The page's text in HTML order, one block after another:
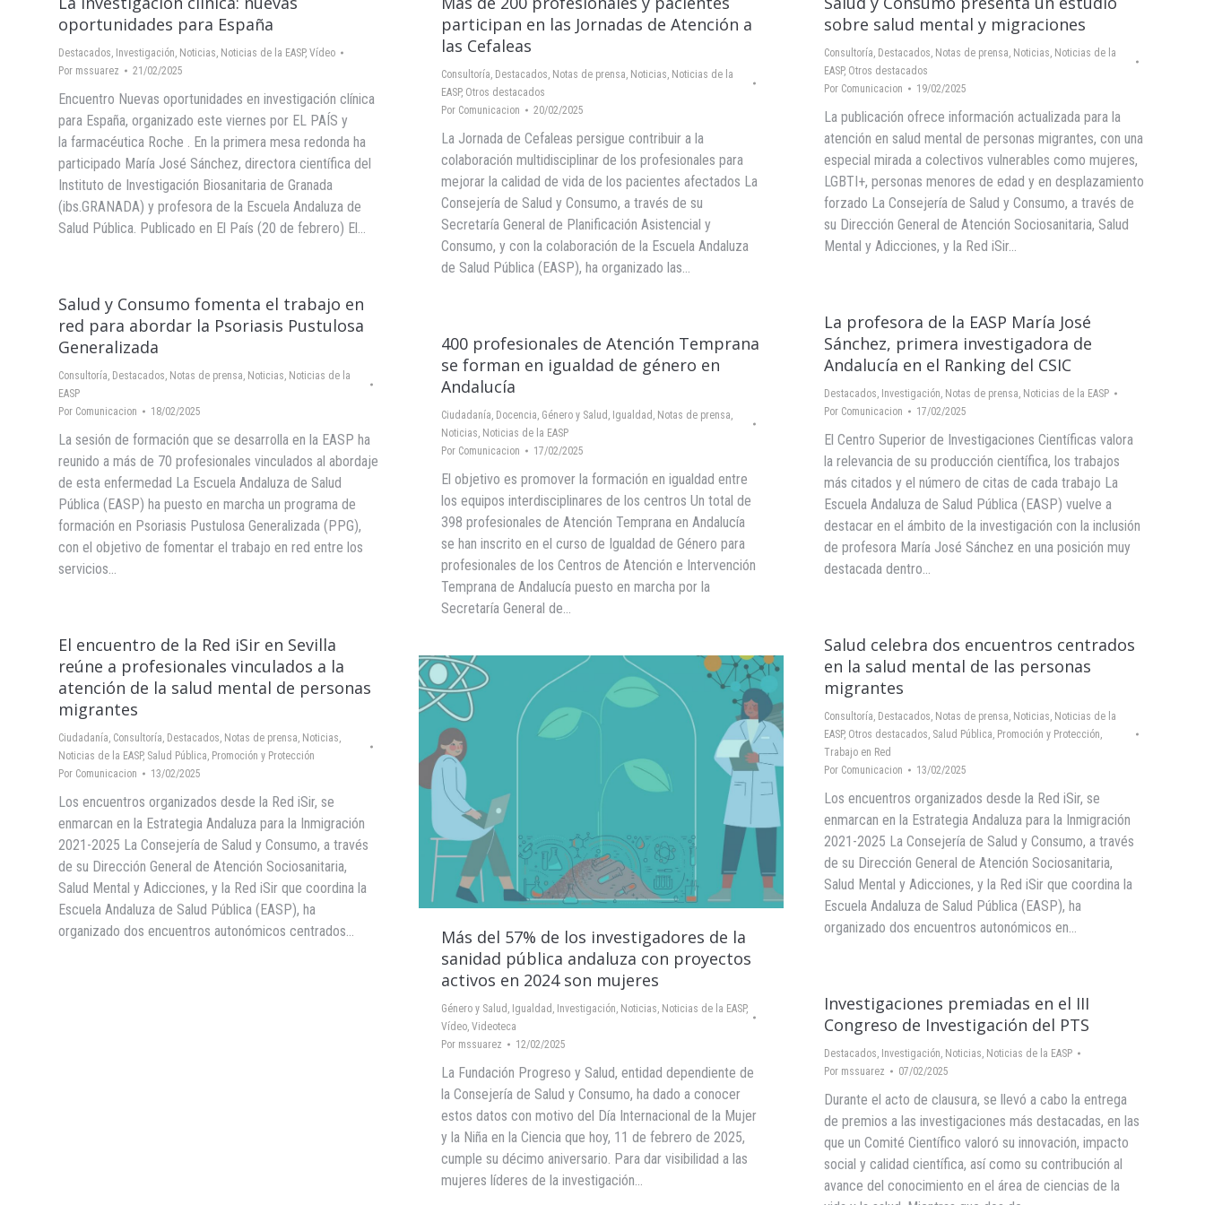
oportunidades para España
Destacados, Investigación, Noticias, Noticias de la EASP, Vídeo
Por mssuarez 21/02/2025
Encuentro Nuevas oportunidades en investigación clínica
para España, organizado este viernes por EL PAÍS y
la farmacéutica Roche . En la primera mesa redonda ha
participado María José Sánchez, directora científica del
Instituto de Investigación Biosanitaria de Granada
(ibs.GRANADA) y profesora de la Escuela Andaluza de
Salud Pública. Publicado en El País (20 de febrero) El…
participan en las Jornadas de Atención a
las Cefaleas
Consultoría, Destacados, Notas de prensa, Noticias, Noticias de la
EASP, Otros destacados
Por Comunicacion 20/02/2025
La Jornada de Cefaleas persigue contribuir a la
colaboración multidisciplinar de los profesionales para
mejorar la calidad de vida de los pacientes afectados La
Consejería de Salud y Consumo, a través de su
Secretaría General de Planificación Asistencial y
Consumo, y con la colaboración de la Escuela Andaluza
de Salud Pública (EASP), ha organizado las…
sobre salud mental y migraciones
Consultoría, Destacados, Notas de prensa, Noticias, Noticias de la
EASP, Otros destacados
Por Comunicacion 19/02/2025
La publicación ofrece información actualizada para la
atención en salud mental de personas migrantes, con una
especial mirada a colectivos vulnerables como mujeres,
LGBTI+, personas menores de edad y en desplazamiento
forzado La Consejería de Salud y Consumo, a través de
su Dirección General de Atención Sociosanitaria, Salud
Mental y Adicciones, y la Red iSir…
Salud y Consumo fomenta el trabajo en
red para abordar la Psoriasis Pustulosa
Generalizada
Consultoría, Destacados, Notas de prensa, Noticias, Noticias de la
EASP
Por Comunicacion 18/02/2025
La sesión de formación que se desarrolla en la EASP ha
reunido a más de 70 profesionales vinculados al abordaje
de esta enfermedad La Escuela Andaluza de Salud
Pública (EASP) ha puesto en marcha un programa de
formación en Psoriasis Pustulosa Generalizada (PPG),
con el objetivo de fomentar el trabajo en red entre los
servicios…
La profesora de la EASP María José
Sánchez, primera investigadora de
Andalucía en el Ranking del CSIC
Destacados, Investigación, Notas de prensa, Noticias de la EASP
Por Comunicacion 17/02/2025
El Centro Superior de Investigaciones Científicas valora
la relevancia de su producción científica, los trabajos
más citados y el número de citas de cada trabajo La
Escuela Andaluza de Salud Pública (EASP) vuelve a
destacar en el ámbito de la investigación con la inclusión
de profesora María José Sánchez en una posición muy
destacada dentro…
400 profesionales de Atención Temprana
se forman en igualdad de género en
Andalucía
Ciudadanía, Docencia, Género y Salud , Igualdad , Notas de prensa,
Noticias, Noticias de la EASP
Por Comunicacion 17/02/2025
El objetivo es promover la formación en igualdad entre
los equipos interdisciplinares de los centros Un total de
398 profesionales de Atención Temprana en Andalucía
se han inscrito en el curso de Igualdad de Género para
profesionales de los Centros de Atención e Intervención
Temprana de Andalucía puesto en marcha por la
Secretaría General de…
El encuentro de la Red iSir en Sevilla
reúne a profesionales vinculados a la
atención de la salud mental de personas
migrantes
Ciudadanía, Consultoría, Destacados, Notas de prensa, Noticias,
Noticias de la EASP, Salud Pública, Promoción y Protección
Por Comunicacion 13/02/2025
Los encuentros organizados desde la Red iSir, se
enmarcan en la Estrategia Andaluza para la Inmigración
2021-2025 La Consejería de Salud y Consumo, a través
de su Dirección General de Atención Sociosanitaria,
Salud Mental y Adicciones, y la Red iSir que coordina la
Escuela Andaluza de Salud Pública (EASP), ha
organizado dos encuentros autonómicos centrados…
Salud celebra dos encuentros centrados
en la salud mental de las personas
migrantes
Consultoría, Destacados, Notas de prensa, Noticias, Noticias de la
EASP, Otros destacados, Salud Pública, Promoción y Protección,
Trabajo en Red
Por Comunicacion 13/02/2025
Los encuentros organizados desde la Red iSir, se
enmarcan en la Estrategia Andaluza para la Inmigración
2021-2025 La Consejería de Salud y Consumo, a través
de su Dirección General de Atención Sociosanitaria,
Salud Mental y Adicciones, y la Red iSir que coordina la
Escuela Andaluza de Salud Pública (EASP), ha
organizado dos encuentros autonómicos en…
Más del 57% de los investigadores de la
sanidad pública andaluza con proyectos
activos en 2024 son mujeres
Género y Salud , Igualdad , Investigación, Noticias, Noticias de la EASP,
Vídeo, Videoteca
Por mssuarez 12/02/2025
La Fundación Progreso y Salud, entidad dependiente de
la Consejería de Salud y Consumo, ha dado a conocer
estos datos con motivo del Día Internacional de la Mujer
y la Niña en la Ciencia que hoy, 11 de febrero de 2025,
cumple su décimo aniversario. Para dar visibilidad a las
mujeres líderes de la investigación…
Investigaciones premiadas en el III
Congreso de Investigación del PTS
Destacados, Investigación, Noticias, Noticias de la EASP
Por mssuarez 07/02/2025
Durante el acto de clausura, se llevó a cabo la entrega
de premios a las investigaciones más destacadas, en las
que un Comité Científico valoró su innovación, impacto
social y calidad científica, así como su contribución al
avance del conocimiento en el área de ciencias de la